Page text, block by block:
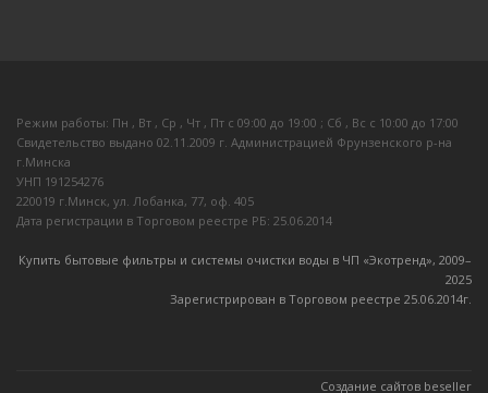
Режим работы: Пн , Вт , Ср , Чт , Пт c 09:00 до 19:00 ; Сб , Вс c 10:00 до 17:00
Свидетельство выдано 02.11.2009 г. Администрацией Фрунзенского р-на
г.Минска
УНП 191254276
220019 г.Минск, ул. Лобанка, 77, оф. 405
Дата регистрации в Торговом реестре РБ: 25.06.2014
Купить бытовые фильтры и системы очистки воды в ЧП «Экотренд», 2009–
2025
Зарегистрирован в Торговом реестре 25.06.2014г.
Создание сайтов beseller